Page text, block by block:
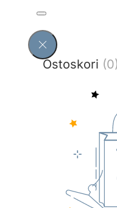
Ostoskori (0)